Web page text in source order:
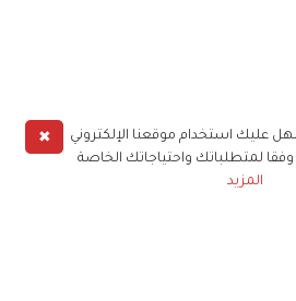
✖
عليك استخدام موقعنا الإلكتروني
لمتطلباتك واحتياجاتك الخاصة
المزيد